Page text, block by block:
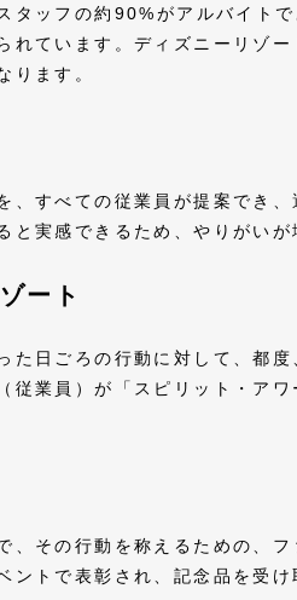
タッフの約90%がアルバイト
れています。ディズニーリゾー
ります。
すべての従業員が提案でき、
実感できるため、やりがいが
ート
た日ごろの行動に対して、都度
業員）が「スピリット・アワ
、その行動を称えるための、フ
ントで表彰され、記念品を受け